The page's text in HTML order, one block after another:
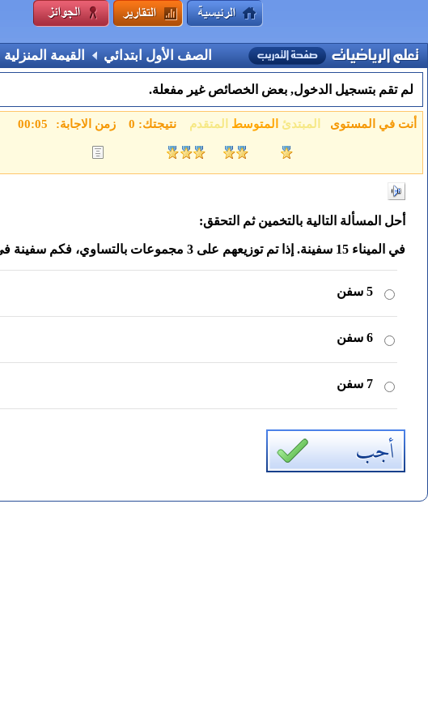
الصف الأول ابتدائي القيمة المنزلية
لم تقم بتسجيل الدخول, بعض الخصائص غير مفعلة.
أنت في المستوى المبتدئ المتوسط المتقدم نتيجتك: 0 زمن الاجابة:
أحل المسألة التالية بالتخمين ثم التحقق:
في الميناء 15 سفينة. إذا تم توزيعهم على 3 مجموعات بالتساوي، فكم سفينة في كل مجموعة؟
5 سفن
6 سفن
7 سفن